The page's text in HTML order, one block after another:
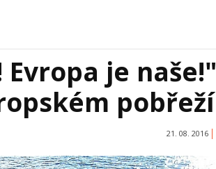
je naše!"
pobřeží
21. 08. 2016